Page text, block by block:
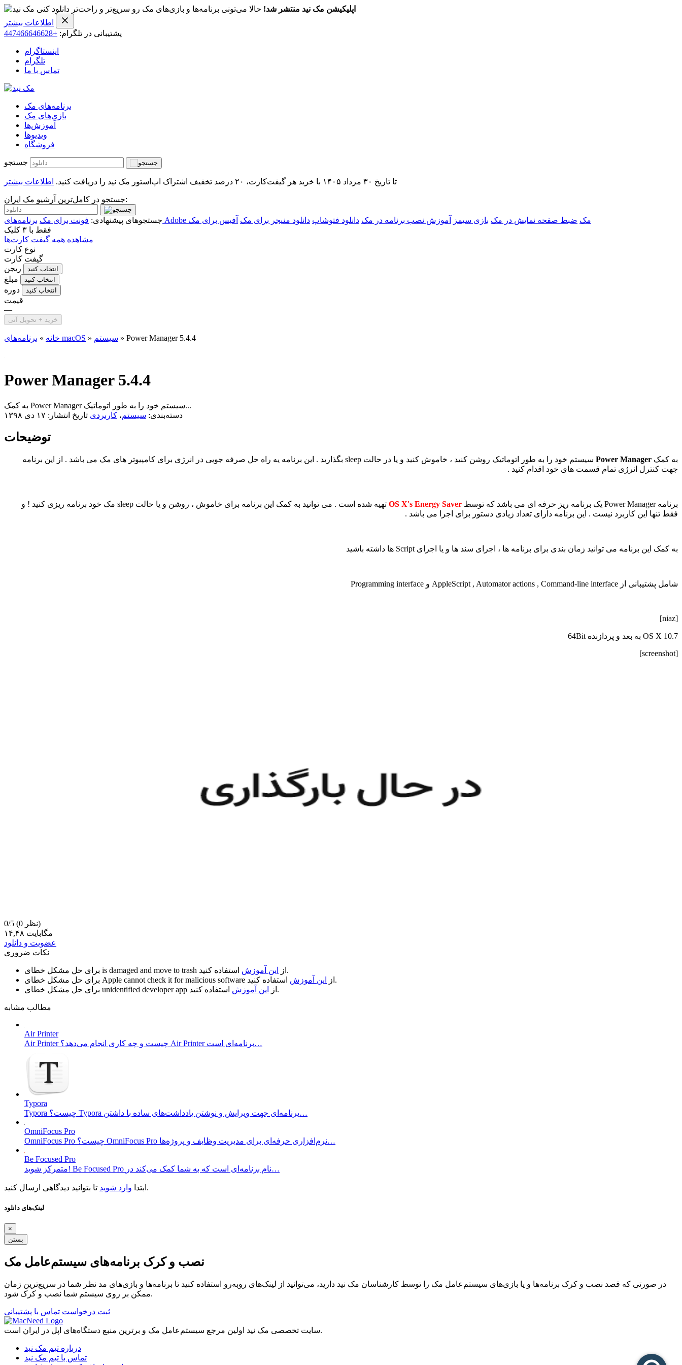
اپلیکیشن مک نید منتشر شد! حالا می‌تونی برنامه‌ها و بازی‌های مک رو سریع‌تر و راحت‌تر دانلود کنی
اطلاعات بیشتر
پشتیبانی در تلگرام: +447466646628
اینستاگرام
تلگرام
تماس با ما
برنامه‌های مک
بازی‌های مک
آموزش‌ها
ویدیو‌ها
فروشگاه
جستجو
تا تاریخ ۳۰ مرداد ۱۴۰۵ با خرید هر گیفت‌کارت، ۲۰ درصد تخفیف اشتراک اپ‌استور مک نید را دریافت کنید. اطلاعات بیشتر
جستجو در کامل‌ترین آرشیو مک ایران:
جستجوهای پیشنهادی: فونت برای مک برنامه‌های Adobe مک ضبط صفحه نمایش در مک بازی سیمز آموزش نصب برنامه در مک دانلود فتوشاپ دانلود منیجر برای مک آفیس برای مک
فقط با ۳ کلیک
مشاهده همه گیفت کارت‌ها
نوع کارت
گیفت کارت
ریجن
انتخاب کنید
مبلغ انتخاب کنید
دوره انتخاب کنید
قیمت
—
خرید + تحویل آنی
خانه » برنامه‌های macOS » سیستم » Power Manager 5.4.4
Power Manager 5.4.4
به کمک Power Manager سیستم خود را به طور اتوماتیک...
دسته‌بندی: سیستم، کاربردی تاریخ انتشار: ۱۷ دی ۱۳۹۸
توضیحات
به کمک Power Manager
سیستم خود را به طور اتوماتیک روشن کنید ، خاموش کنید و یا در حالت sleep بگذارید . این برنامه یه راه حل صرفه جویی در انرژی برای کامپیوتر های مک می باشد . از این برنامه
جهت کنترل انرژی تمام قسمت های خود اقدام کنید .
برنامه Power Manager یک برنامه ریز حرفه ای می باشد که توسط OS X's Energy Saver
تهیه شده است . می توانید به کمک این برنامه برای خاموش ، روشن و یا حالت sleep مک خود برنامه ریزی کنید ! و
فقط تنها این کاربرد نیست . این برنامه دارای تعداد زیادی دستور برای اجرا می باشد .
به کمک این برنامه می توانید زمان بندی برای برنامه ها ، اجرای سند ها و یا اجرای Script ها داشته باشید
شامل پشتیبانی از AppleScript , Automator actions , Command-line interface و Programming interface
[niaz]
OS X 10.7 به بعد و پردازنده 64Bit
[screenshot]
0/5
(0 نظر)
۱۴,۴۸ مگابایت
عضویت و دانلود
نکات ضروری
is damaged and move to trash از این آموزش
استفاده کنید.
Apple cannot check it for malicious software از این آموزش
استفاده کنید.
unidentified developer app از این آموزش استفاده کنید.
مطالب مشابه
Air Printer
Air Printer چیست و چه کاری انجام می‌دهد؟ Air Printer برنامه‌ای است…
Typora
Typora چیست؟ Typora برنامه‌ای جهت ویرایش و نوشتن یادداشت‌های ساده با داشتن…
OmniFocus Pro
OmniFocus Pro چیست؟ OmniFocus Pro نرم‌افزاری حرفه‌ای برای مدیریت وظایف و پروژه‌ها…
Be Focused Pro
متمرکز شوید! Be Focused Pro نام برنامه‌ای است که به شما کمک می‌کند در…
ابتدا وارد شوید تا بتوانید دیدگاهی ارسال کنید.
لینک‌های دانلود
×
بستن
نصب و کرک برنامه‌های سیستم‌عامل مک
در صورتی که قصد نصب و کرک برنامه‌ها و یا بازی‌های سیستم‌عامل مک را توسط کارشناسان مک نید دارید، می‌توانید از لینک‌های رو‌به‌رو استفاده کنید تا برنامه‌ها و بازی‌های مد نظر شما در سریع‌ترین زمان
ممکن بر روی سیستم شما نصب و کرک شود.
ثبت درخواست تماس با پشتیبانی
سایت تخصصی مک نید اولین مرجع سیستم‌عامل مک و برترین منبع دستگاه‌های اپل در ایران است.
درباره تیم مک نید
تماس با تیم مک نید